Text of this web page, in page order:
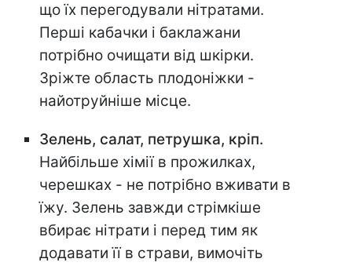
що їх перегодували нітратами.
Перші кабачки і баклажани
потрібно очищати від шкірки.
Зріжте область плодоніжки -
найотруйніше місце.
Зелень, салат, петрушка, кріп.
Найбільше хімії в прожилках,
черешках - не потрібно вживати в
їжу. Зелень завжди стрімкіше
вбирає нітрати і перед тим як
додавати її в страви, вимочіть